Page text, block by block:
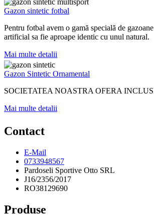
Gazon sintetic fotbal
Pentru fotbal avem o gamă specială de
artificial sa fie aproape identic cu unul natural.
Mai multe detalii
Gazon Sintetic Ornamental​
SOCIETATEA NOASTRA OFERA
Mai multe detalii
Contact
E-Mail
0733948567
Pardoseli Sportive Otto SRL
J16/2356/2017
RO38129690
Produse